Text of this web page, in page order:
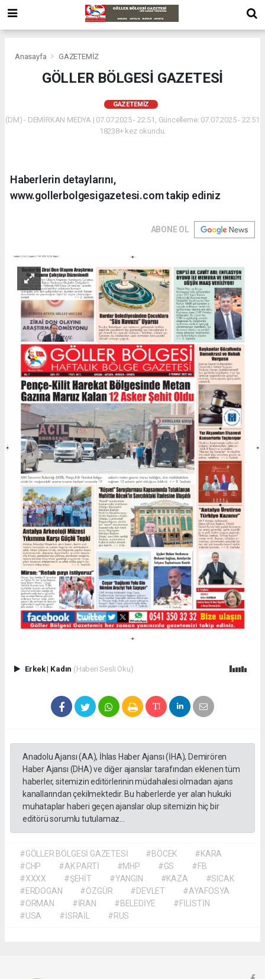
Anasayfa GAZETEMİZ
GÖLLER BÖLGESİ GAZETESİ
GAZETEMİZ
(DM) - DEMİRKAN MEDYA | 07.07.2025 - 22:51, Güncelleme: 07.07.2025 - 22:51
18238+ kez okundu.
Haberlerin detaylarını,
www.gollerbolgesigazetesi.com takip ediniz
ABONE OL
Erkek| Kadın (Haberi Sesli Oku)
Anadolu Ajansı (AA), İhlas Haber Ajansı (İHA), Demirören
Haber Ajansı (DHA) ve diğer ajanslar tarafından eklenen tüm
haberler, sitemizin editörlerinin müdahalesi olmadan ajans
kanallarından çekilmektedir. Bu haberlerde yer alan hukuki
muhataplar haberi geçen ajanslar olup sitemizin hiç bir
editörü sorumlu tutulamaz...
#GÖLLER BÖLGESİ GAZETESİ #BÖCEK
#KARA
#CHP
#AK PARTİ #MHP #GS
#FB
#XXXX
#ŞEHİT #YANGIN #KAZA
#SICAK
#ERDOGAN
#ÖZGÜR #DEVLET
#AYAFOSYA
#ORMAN
#İRAN #BELEDİYE
#FİLİSTİN
#USA
#İSRAİL #RUS